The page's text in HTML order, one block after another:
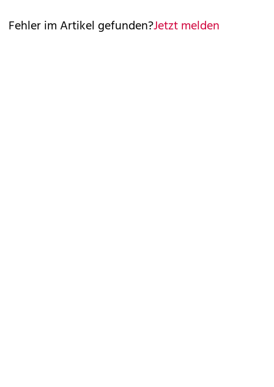
Fehler im Artikel gefunden?Jetzt melden